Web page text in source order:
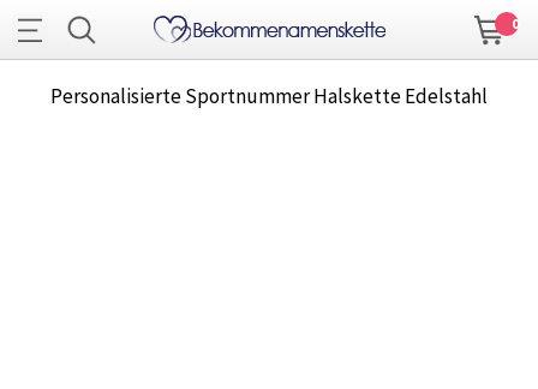
0
Personalisierte Sportnummer Halskette Edelstahl